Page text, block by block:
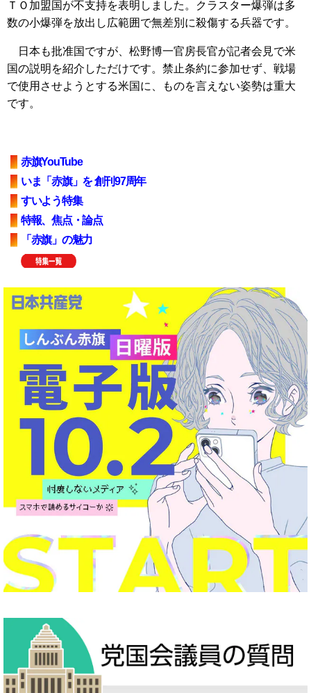
ＴＯ加盟国が不支持を表明しました。クラスター爆弾は多
数の小爆弾を放出し広範囲で無差別に殺傷する兵器です。
日本も批准国ですが、松野博一官房長官が記者会見で米
国の説明を紹介しただけです。禁止条約に参加せず、戦場
で使用させようとする米国に、ものを言えない姿勢は重大
です。
赤旗YouTube
いま「赤旗」を 創刊97周年
すいよう特集
特報、焦点・論点
「赤旗」の魅力